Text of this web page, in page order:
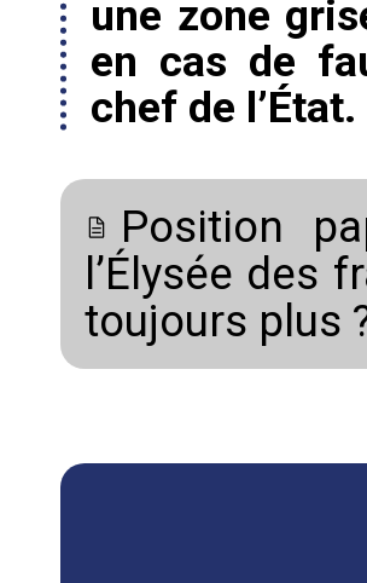
une zone
en cas de
chef de l’État.
Position
l’Élysée des
toujours plus